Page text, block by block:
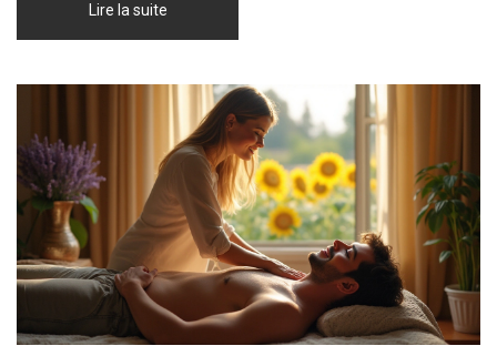
Lire la suite